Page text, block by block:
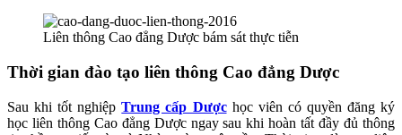
Liên thông Cao đẳng Dược bám sát thực tiễn
Thời gian đào tạo liên thông Cao đẳng Dược
Sau khi tốt nghiệpTrung cấp Dượchọc viên có quyền đăng ký
học liên thông Cao đẳng Dược ngay sau khi hoàn tất đầy đủ thông